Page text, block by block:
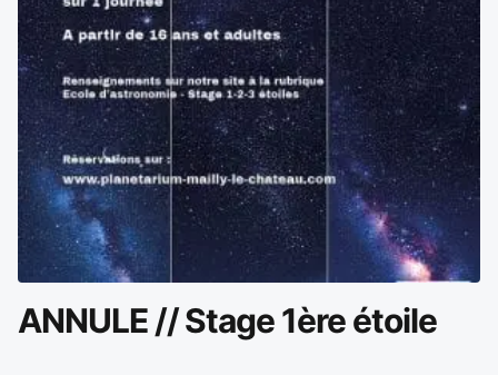
ANNULE // Stage 1ère étoile